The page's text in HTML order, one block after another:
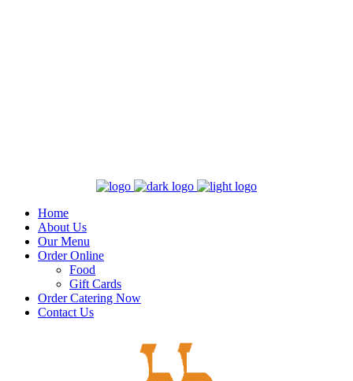
Home
About Us
Our Menu
Order Online
Food
Gift Cards
Order Catering Now
Contact Us